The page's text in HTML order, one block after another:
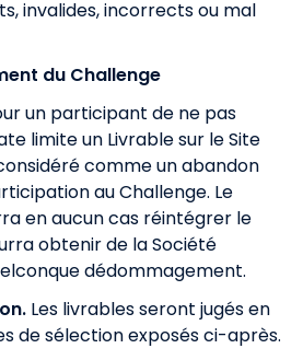
invalides, incorrects ou mal
du Challenge
un participant de ne pas
limite un Livrable sur le Site
comme un abandon
au Challenge. Le
en aucun cas réintégrer le
obtenir de la Société
dédommagement.
Les livrables seront jugés en
de sélection exposés ci-après.